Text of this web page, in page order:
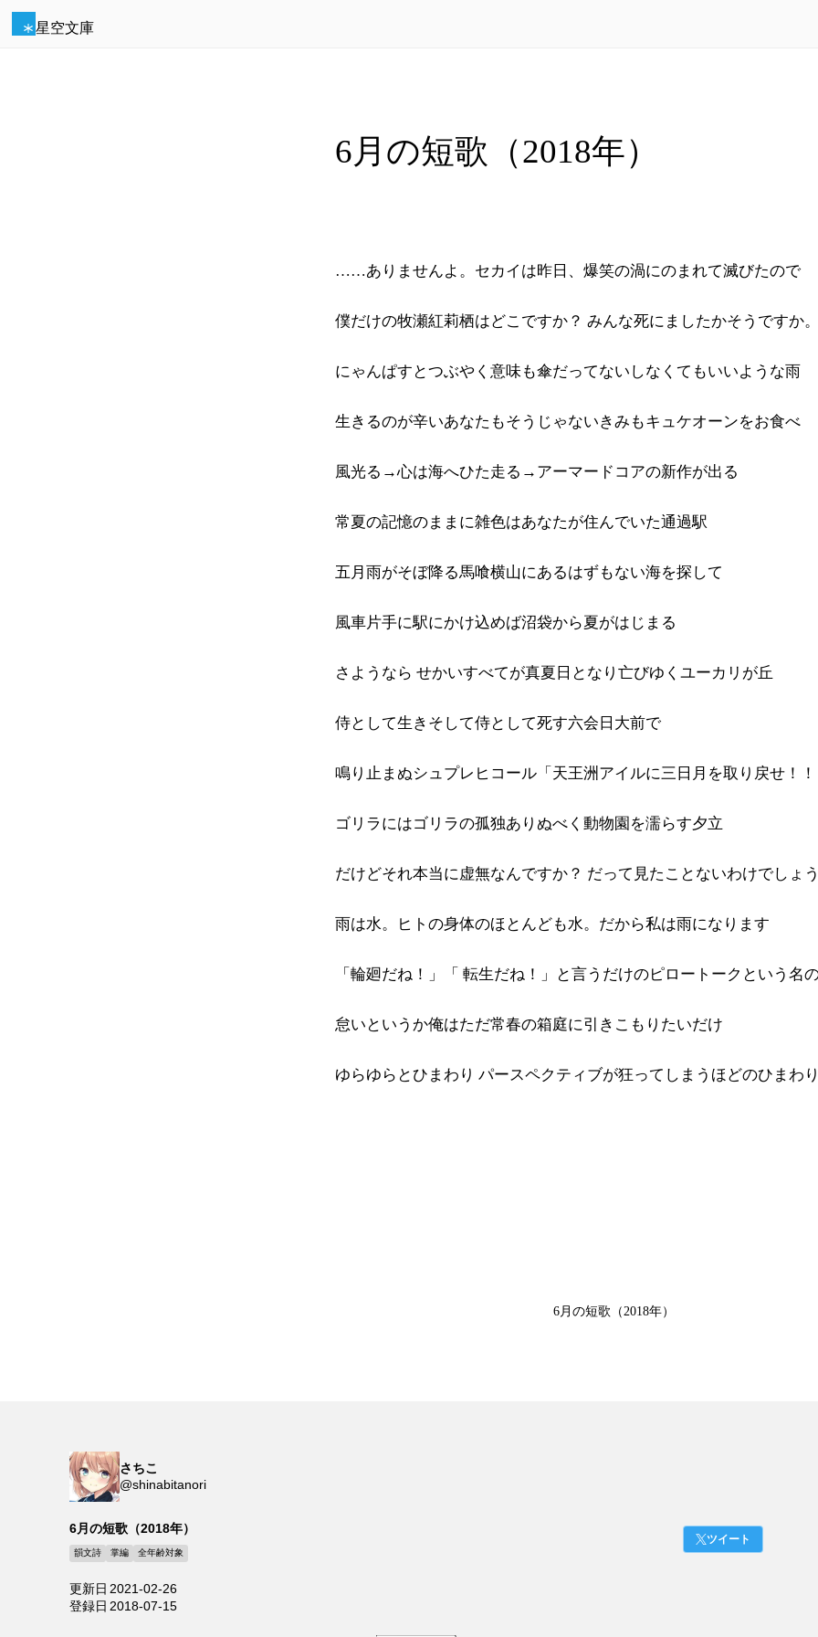
星空文庫
6月の短歌（2018年）
……ありませんよ。セカイは昨日、爆笑の渦にのまれて滅びたので
僕だけの牧瀬紅莉栖はどこですか？ みんな死にましたかそうですか
にゃんぱすとつぶやく意味も傘だってないしなくてもいいような雨
生きるのが辛いあなたもそうじゃないきみもキュケオーンをお食べ
風光る→心は海へひた走る→アーマードコアの新作が出る
常夏の記憶のままに雑色はあなたが住んでいた通過駅
五月雨がそぼ降る馬喰横山にあるはずもない海を探して
風車片手に駅にかけ込めば沼袋から夏がはじまる
さようなら せかいすべてが真夏日となり亡びゆくユーカリが丘
侍として生きそして侍として死す六会日大前で
鳴り止まぬシュプレヒコール「天王洲アイルに三日月を取り戻せ！
ゴリラにはゴリラの孤独ありぬべく動物園を濡らす夕立
だけどそれ本当に虚無なんですか？ だって見たことないわけでしょ
雨は水。ヒトの身体のほとんども水。だから私は雨になります
「輪廻だね！」「 転生だね！」と言うだけのピロートークという名
怠いというか俺はただ常春の箱庭に引きこもりたいだけ
ゆらゆらとひまわり パースペクティブが狂ってしまうほどのひまわ
6月の短歌（2018年）
さちこ
@shinabitanori
6月の短歌（2018年）
韻文詩 掌編 全年齢対象
更新日 2021-02-26
登録日 2018-07-15
ツイート